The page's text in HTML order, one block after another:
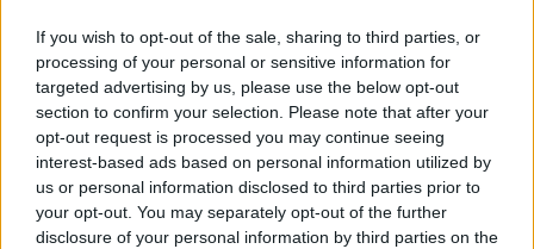
If you wish to opt-out of the sale, sharing to third parties, or
processing of your personal or sensitive information for
targeted advertising by us, please use the below opt-out
section to confirm your selection. Please note that after your
opt-out request is processed you may continue seeing
interest-based ads based on personal information utilized by
us or personal information disclosed to third parties prior to
your opt-out. You may separately opt-out of the further
disclosure of your personal information by third parties on the